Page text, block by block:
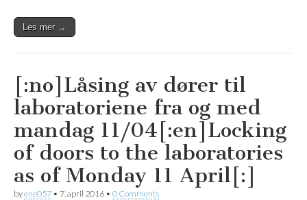
Les mer →
[:no]Låsing av dører til
laboratoriene fra og med
mandag 11/04[:en]Locking
of doors to the laboratories
as of Monday 11 April[:]
byene057 • 7. april 2016 • 0 Comments